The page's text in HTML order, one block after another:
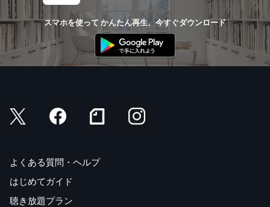
スマホを使って かんたん再生、今すぐダウンロード
よくある質問・ヘルプ
はじめてガイド
聴き放題プラン